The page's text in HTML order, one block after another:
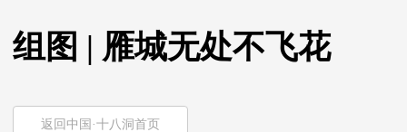
组图 | 雁城无处不飞花
返回中国·十八洞首页